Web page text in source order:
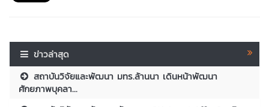
ข่าวล่าสุด
สถาบันวิจัยและพัฒนา มทร.ล้านนา เดินหน้าพัฒนา
ศักยภาพบุคลา...